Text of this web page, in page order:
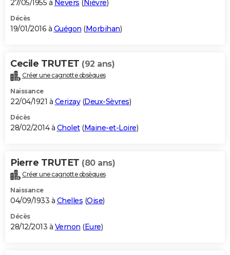
27/05/1955 à Nevers ( Nièvre)
Décès
19/01/2016 à Guégon (Morbihan)
Cecile TRUTET (92 ans)
Créer une cagnotte obsèques
Naissance
22/04/1921 à Cerizay(Deux-Sèvres)
Décès
28/02/2014 à Cholet(Maine-et-Loire)
Pierre TRUTET (80 ans)
Créer une cagnotte obsèques
Naissance
04/09/1933 à Chelles (Oise)
Décès
28/12/2013 à Vernon (Eure)